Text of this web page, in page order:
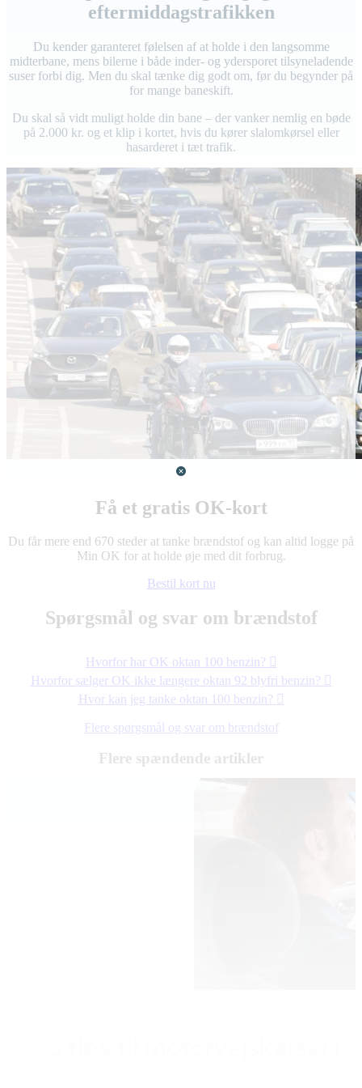
eftermiddagstrafikken
Du kender garanteret følelsen af at holde i den langsomme
midterbane, mens bilerne i både inder- og ydersporet tilsyneladende
suser forbi dig. Men du skal tænke dig godt om, før du begynder på
for mange baneskift.
Du skal så vidt muligt holde din bane – der vanker nemlig en bøde
på 2.000 kr. og et klip i kortet, hvis du kører slalomkørsel eller
hasarderet i tæt trafik.
Få et gratis OK-kort
Du får mere end 670 steder at tanke brændstof og kan altid logge på
Min OK for at holde øje med dit forbrug.
Bestil kort nu
Spørgsmål og svar om brændstof
Hvorfor har OK oktan 100 benzin?
Hvorfor sælger OK ikke længere oktan 92 blyfri benzin?
Hvor kan jeg tanke oktan 100 benzin?
Flere spørgsmål og svar om brændstof
Flere spændende artikler